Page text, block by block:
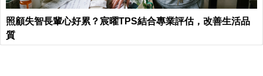
照顧失智長輩心好累？宸曜TPS結合專業評估，改善生活品
質